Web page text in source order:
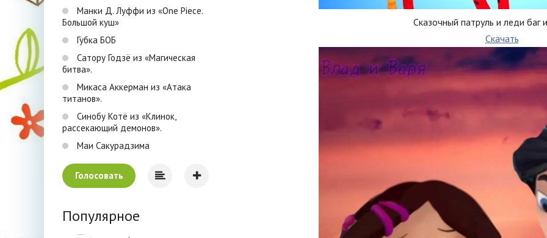
Сказочный патруль и леди баг
Скачать
Манки Д. Луффи из «One Piece.
Большой куш»
Губка БОБ
Сатору Годзё из «Магическая
битва».
Микаса Аккерман из «Атака
титанов».
Синобу Котё из «Клинок,
рассекающий демонов».
Маи Сакурадзима
Голосовать
Популярное